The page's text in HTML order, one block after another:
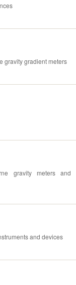
gravity gradient meters
gravity meters and
and devices